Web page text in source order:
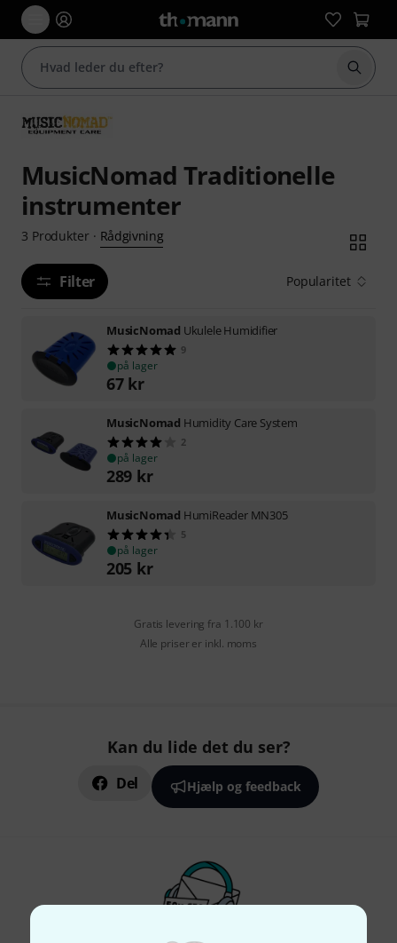
Start
MusicNomad Traditionelle
instrumenter
3 Produkter· Rådgivning
Filter Popularitet
MusicNomad Ukulele Humidifier
9
på lager
67 kr
MusicNomad Humidity Care System
2
på lager
289 kr
MusicNomad HumiReader MN305
5
på lager
205 kr
Gratis levering fra 1.100 kr
Alle priser er inkl. moms
Kan du lide det du ser?
Del Hjælp og feedback